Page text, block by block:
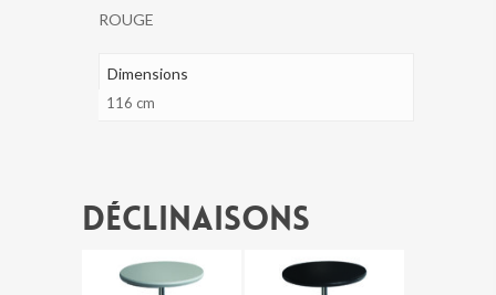
ROUGE
Dimensions
116 cm
Déclinaisons